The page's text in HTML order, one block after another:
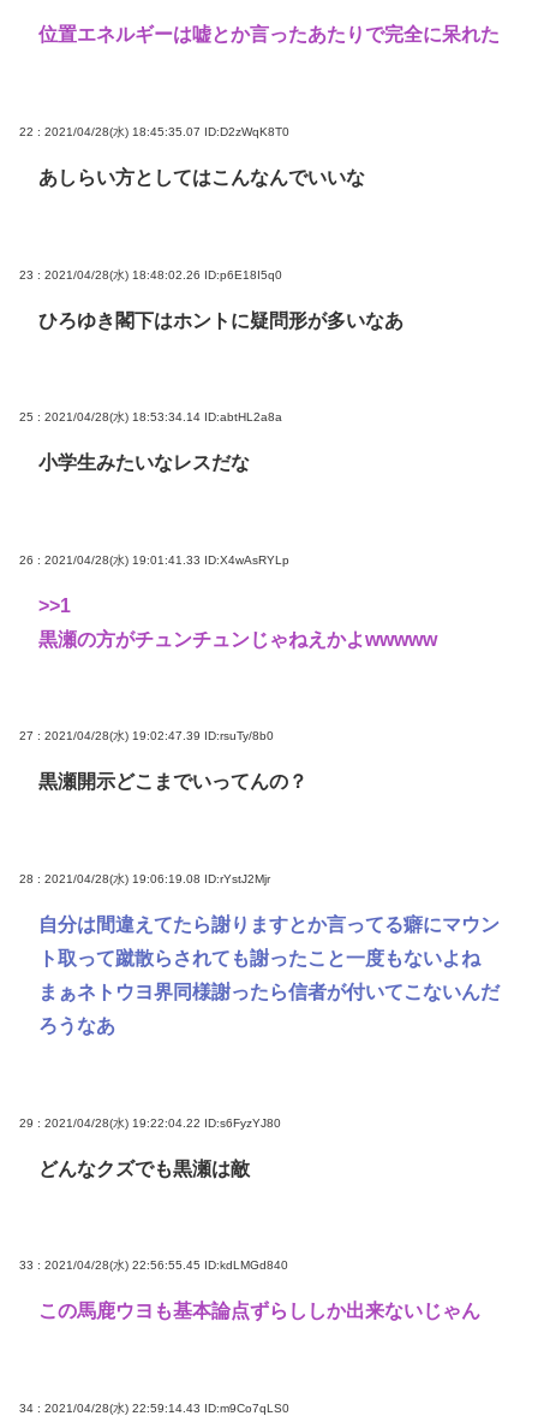
位置エネルギーは嘘とか言ったあたりで完全に呆れた
22 : 2021/04/28(水) 18:45:35.07 ID:D2zWqK8T0
あしらい方としてはこんなんでいいな
23 : 2021/04/28(水) 18:48:02.26 ID:p6E18I5q0
ひろゆき閣下はホントに疑問形が多いなあ
25 : 2021/04/28(水) 18:53:34.14 ID:abtHL2a8a
小学生みたいなレスだな
26 : 2021/04/28(水) 19:01:41.33 ID:X4wAsRYLp
>>1
黒瀬の方がチュンチュンじゃねえかよwwwww
27 : 2021/04/28(水) 19:02:47.39 ID:rsuTy/8b0
黒瀬開示どこまでいってんの？
28 : 2021/04/28(水) 19:06:19.08 ID:rYstJ2Mjr
自分は間違えてたら謝りますとか言ってる癖にマウン
ト取って蹴散らされても謝ったこと一度もないよね
まぁネトウヨ界同様謝ったら信者が付いてこないんだ
ろうなあ
29 : 2021/04/28(水) 19:22:04.22 ID:s6FyzYJ80
どんなクズでも黒瀬は敵
33 : 2021/04/28(水) 22:56:55.45 ID:kdLMGd840
この馬鹿ウヨも基本論点ずらししか出来ないじゃん
34 : 2021/04/28(水) 22:59:14.43 ID:m9Co7qLS0